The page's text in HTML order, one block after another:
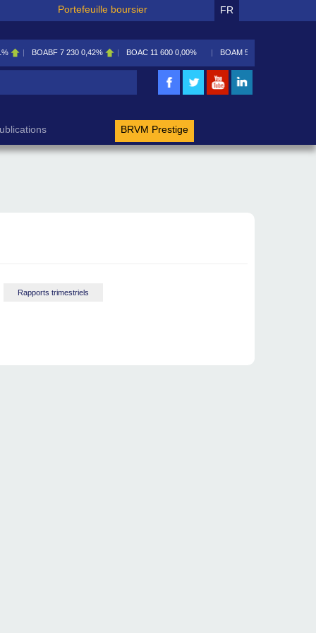
Portefeuille boursier FR
BOABF 7 230 0,42% BOAC 11 600 0,00% BOAM 5 585
BRVM Prestige
Rapports trimestriels